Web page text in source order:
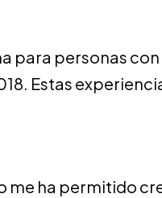
para personas
Estas
ha permitido